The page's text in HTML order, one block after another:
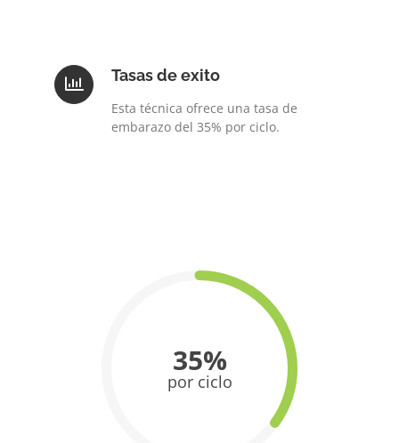
Tasas de exito
Esta técnica ofrece una tasa de
embarazo del 35% por ciclo.
35%
por ciclo